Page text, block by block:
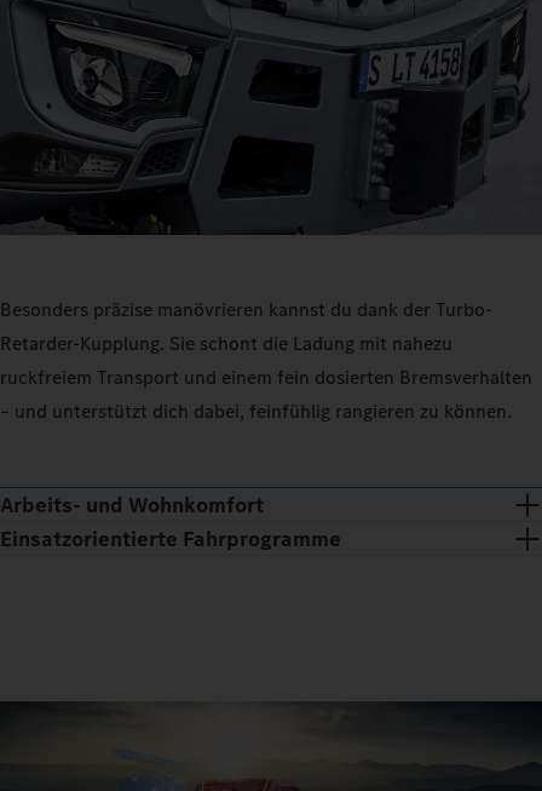
Besonders präzise manövrieren kannst du dank der Turbo-
Retarder-Kupplung. Sie schont die Ladung mit nahezu
ruckfreiem Transport und einem fein dosierten Bremsverhalten
– und unterstützt dich dabei, feinfühlig rangieren zu können.
Arbeits- und Wohnkomfort
Einsatzorientierte Fahrprogramme